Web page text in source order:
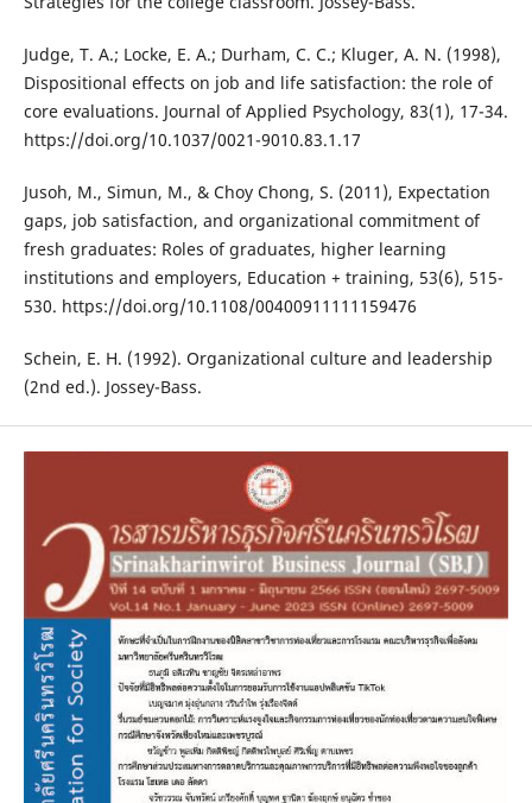
Judge, T. A.; Locke, E. A.; Durham, C. C.; Kluger, A. N. (1998),
Dispositional effects on job and life satisfaction: the role of
core evaluations. Journal of Applied Psychology, 83(1), 17-34.
https://doi.org/10.1037/0021-9010.83.1.17
Jusoh, M., Simun, M., & Choy Chong, S. (2011), Expectation
gaps, job satisfaction, and organizational commitment of
fresh graduates: Roles of graduates, higher learning
institutions and employers, Education + training, 53(6), 515-
530. https://doi.org/10.1108/00400911111159476
Schein, E. H. (1992). Organizational culture and leadership
(2nd ed.). Jossey-Bass.